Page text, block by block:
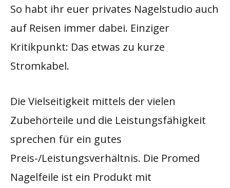
So habt ihr euer privates Nagelstudio auch
auf Reisen immer dabei. Einziger
Kritikpunkt: Das etwas zu kurze
Stromkabel.​
Die Vielseitigkeit mittels der vielen
Zubehörteile und die Leistungsfähigkeit
sprechen für ein gutes
Preis-/Leistungsverhältnis. Die Promed
Nagelfeile ist ein Produkt mit